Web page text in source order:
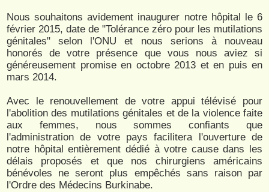
Nous souhaitons avidement inaugurer notre hôpital le 6
février 2015, date de "Tolérance zéro pour les mutilations
génitales" selon l'ONU et nous serions à nouveau
honorés de votre présence que vous nous aviez si
généreusement promise en octobre 2013 et en puis en
mars 2014.
Avec le renouvellement de votre appui télévisé pour
l'abolition des mutilations génitales et de la violence faite
aux femmes, nous sommes confiants que
l'administration de votre pays facilitera l'ouverture de
notre hôpital entièrement dédié à votre cause dans les
délais proposés et que nos chirurgiens américains
bénévoles ne seront plus empêchés sans raison par
l'Ordre des Médecins Burkinabe.